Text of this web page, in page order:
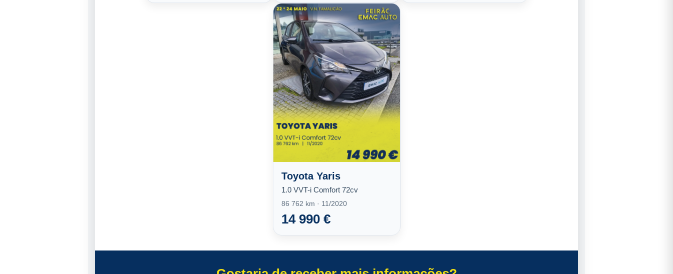
Toyota Yaris
1.0 VVT-i Comfort 72cv
86 762 km · 11/2020
14 990 €